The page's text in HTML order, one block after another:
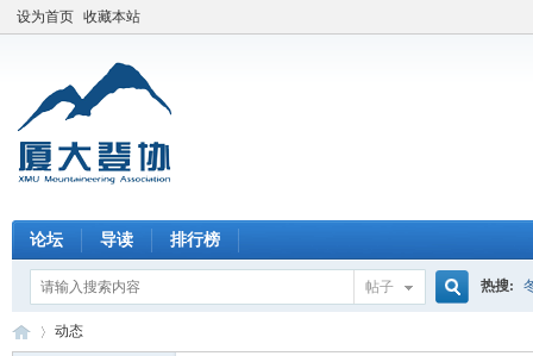
设为首页 收藏本站
论坛 导读 排行榜
帖子 热搜:
动态